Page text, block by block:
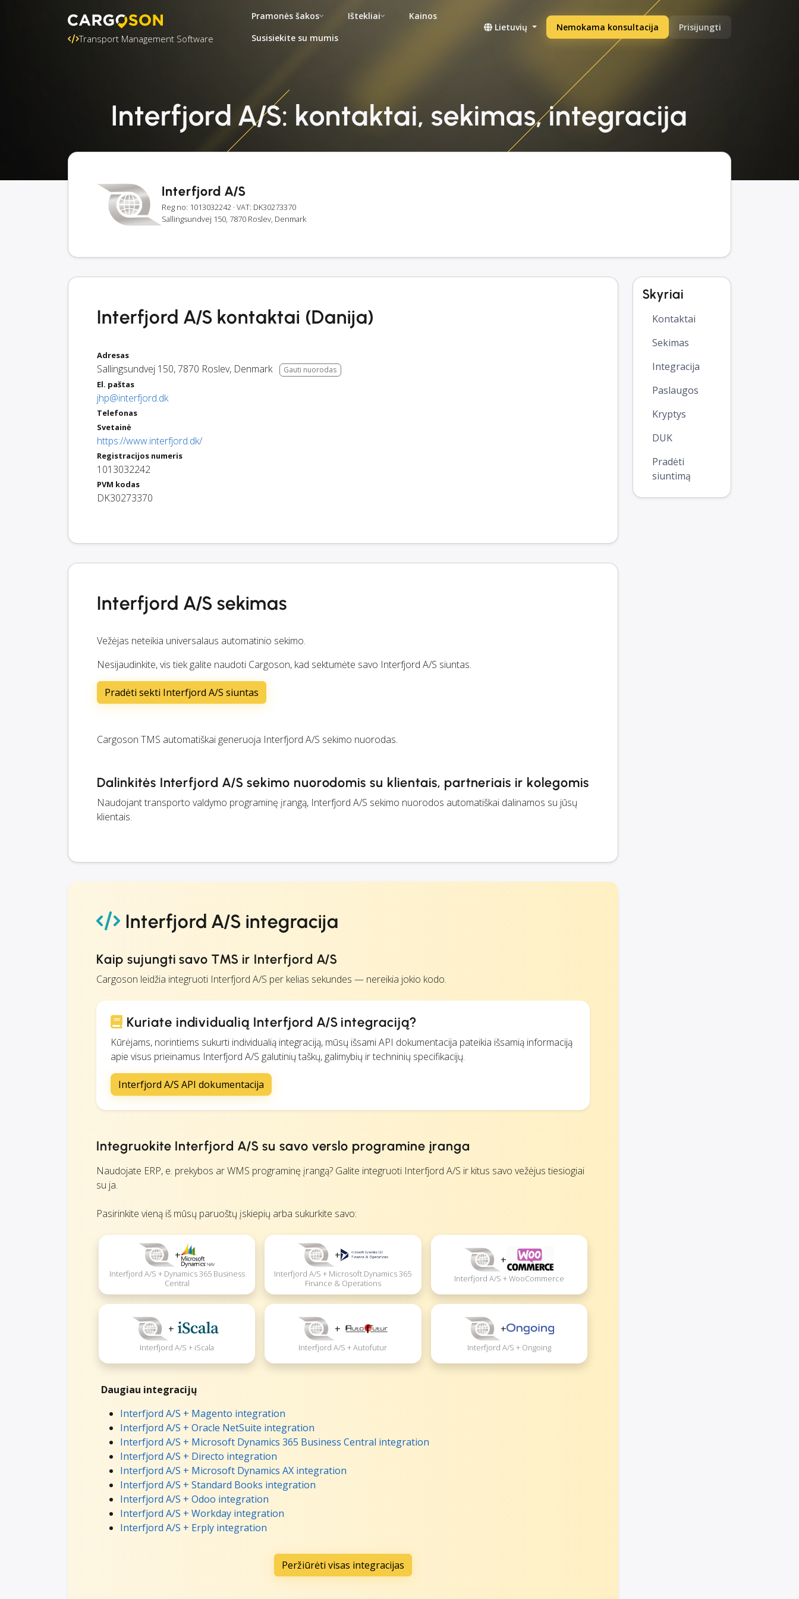
Transport Management Software
Pramonės šakos Ištekliai
Kainos
Susisiekite su mumis
Lietuvių Nemokama konsultacija Prisijungti
Interfjord A/S: kontaktai, sekimas, integracija
Interfjord A/S
Reg no: 1013032242 · VAT: DK30273370
Sallingsundvej 150, 7870 Roslev, Denmark
Interfjord A/S kontaktai (Danija)
Adresas
Sallingsundvej 150,7870 Roslev, Denmark Gauti nuorodas
El. paštas
jhp@interfjord.dk
Telefonas
Svetainė
https://www.interfjord.dk/
Registracijos numeris
1013032242
PVM kodas
DK30273370
Interfjord A/S sekimas
Vežėjas neteikia universalaus automatinio sekimo.
Nesijaudinkite, vis tiek galite naudoti Cargoson, kad sektumėte savo Interfjord A/S siuntas.
Pradėti sekti Interfjord A/S siuntas
Cargoson TMS automatiškai generuoja Interfjord A/S sekimo nuorodas.
Dalinkitės Interfjord A/S sekimo nuorodomis su klientais, partneriais ir kolegomis
Naudojant transporto valdymo programinę įrangą, Interfjord A/S sekimo nuorodos automatiškai dalinamos su jūsų
klientais.
Interfjord A/S integracija
Kaip sujungti savo TMS ir Interfjord A/S
Cargoson leidžia integruoti Interfjord A/S per kelias sekundes — nereikia jokio kodo.
Kuriate individualią Interfjord A/S integraciją?
Kūrėjams, norintiems sukurti individualią integraciją, mūsų išsami API dokumentacija pateikia išsamią informaciją
apie visus prieinamus Interfjord A/S galutinių taškų, galimybių ir techninių specifikacijų.
Interfjord A/S API dokumentacija
Integruokite Interfjord A/S su savo verslo programine įranga
Naudojate ERP, e. prekybos ar WMS programinę įrangą? Galite integruoti Interfjord A/S ir kitus savo vežėjus tiesiogiai
su ja.
Pasirinkite vieną iš mūsų paruoštų įskiepių arba sukurkite savo:
+
Interfjord A/S + Dynamics 365 Business
Central
+
Interfjord A/S + Microsoft Dynamics 365
Finance & Operations
+
Interfjord A/S + WooCommerce
+
Interfjord A/S + iScala
+
Interfjord A/S + Autofutur
+
Interfjord A/S + Ongoing
Daugiau integracijų
Interfjord A/S + Magento integration
Interfjord A/S + Oracle NetSuite integration
Interfjord A/S + Microsoft Dynamics 365 Business Central integration
Interfjord A/S + Directo integration
Interfjord A/S + Microsoft Dynamics AX integration
Interfjord A/S + Standard Books integration
Interfjord A/S + Odoo integration
Interfjord A/S + Workday integration
Interfjord A/S + Erply integration
Peržiūrėti visas integracijas
Skyriai
Kontaktai
Sekimas
Integracija
Paslaugos
Kryptys
DUK
Pradėti
siuntimą